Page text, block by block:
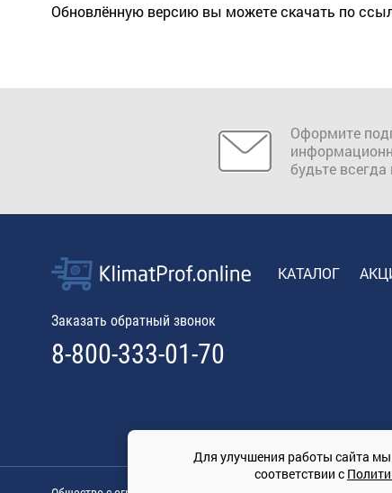
Обновлённую версию вы можете скачать по
Оформите
будьте
КАТАЛОГ
Заказать обратный звонок
8-800-333-01-70
Для улучшения работы сайта
соответствии с